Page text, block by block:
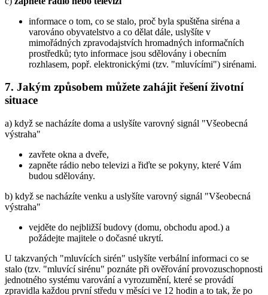
informace o tom, co se stalo, proč byla spuštěna siréna a
varováno obyvatelstvo a co dělat dále, uslyšíte v
mimořádných zpravodajstvích hromadných informačních
prostředků; tyto informace jsou sdělovány i obecním
rozhlasem, popř. elektronickými (tzv. "mluvícími") sirénami.
7. Jakým způsobem můžete zahájit řešení životní
situace
a) když se nacházíte doma a uslyšíte varovný signál "Všeobecná
výstraha"
zavřete okna a dveře,
zapněte rádio nebo televizi a řiďte se pokyny, které Vám
budou sdělovány.
b) když se nacházíte venku a uslyšíte varovný signál "Všeobecná
výstraha"
vejděte do nejbližší budovy (domu, obchodu apod.) a
požádejte majitele o dočasné ukrytí.
U takzvaných "mluvících sirén" uslyšíte verbální informaci co se
stalo (tzv. "mluvící sirénu" poznáte při ověřování provozuschopnosti
jednotného systému varování a vyrozumění, které se provádí
zpravidla každou první středu v měsíci ve 12 hodin a to tak, že po